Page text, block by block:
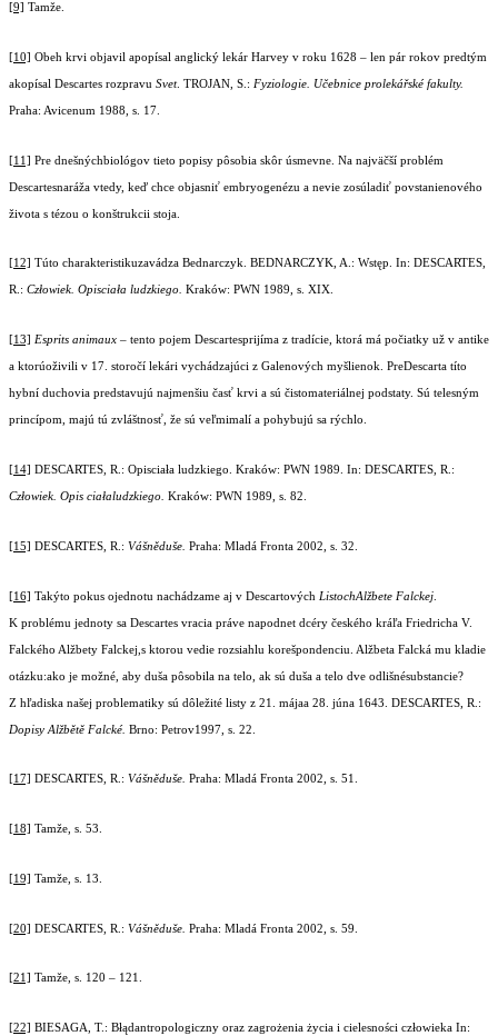
[9] Tamže.
[10] Obeh krvi objavil apopísal anglický lekár Harvey v roku 1628 – len pár rokov predtým
akopísal Descartes rozpravu Svet. TROJAN, S.: Fyziologie. Učebnice prolekářské fakulty.
Praha: Avicenum 1988, s. 17.
[11] Pre dnešnýchbiológov tieto popisy pôsobia skôr úsmevne. Na najväčší problém
Descartesnaráža vtedy, keď chce objasniť embryogenézu a nevie zosúladiť povstanienového
života s tézou o konštrukcii stoja.
[12] Túto charakteristikuzavádza Bednarczyk. BEDNARCZYK, A.: Wstęp. In: DESCARTES,
R.: Człowiek. Opisciała ludzkiego. Kraków: PWN 1989, s. XIX.
[13] Esprits animaux – tento pojem Descartesprijíma z tradície, ktorá má počiatky už v antike
a ktorúoživili v 17. storočí lekári vychádzajúci z Galenových myšlienok. PreDescarta títo
hybní duchovia predstavujú najmenšiu časť krvi a sú čistomateriálnej podstaty. Sú telesným
princípom, majú tú zvláštnosť, že sú veľmimalí a pohybujú sa rýchlo.
[14] DESCARTES, R.: Opisciała ludzkiego. Kraków: PWN 1989. In: DESCARTES, R.:
Człowiek. Opis ciałaludzkiego. Kraków: PWN 1989, s. 82.
[15] DESCARTES, R.: Vášněduše. Praha: Mladá Fronta 2002, s. 32
[16] Takýto pokus ojednotu nachádzame aj v Descartových ListochAlžbete Falckej
K problému jednoty sa Descartes vracia práve napodnet dcéry českého kráľa Friedricha V.
Falckého Alžbety Falckej,s ktorou vedie rozsiahlu korešpondenciu. Alžbeta Falcká mu kladie
otázku:ako je možné, aby duša pôsobila na telo, ak sú duša a telo dve odlišnésubstancie?
Z hľadiska našej problematiky sú dôležité listy z 21. májaa 28. júna 1643. DESCARTES, R.:
Dopisy Alžbětě Falcké. Brno: Petrov1997, s. 22.
[17] DESCARTES, R.: Vášněduše. Praha: Mladá Fronta 2002, s. 51.
[18] Tamže, s. 53.
[19] Tamže, s. 13.
[20] DESCARTES, R.: Vášněduše. Praha: Mladá Fronta 2002, s. 59.
[21] Tamže, s. 120 – 121.
[22] BIESAGA, T.: Błądantropologiczny oraz zagrożenia życia i cielesności człowieka In: